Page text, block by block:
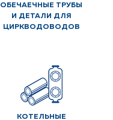
ОБЕЧАЕЧНЫЕ ТРУБЫ
И ДЕТАЛИ ДЛЯ
ЦИРКВОДОВОДОВ
КОТЕЛЬНЫЕ